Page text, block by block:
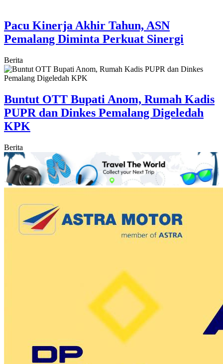
Pacu Kinerja Akhir Tahun, ASN
Pemalang Diminta Perkuat Sinergi
Berita
Buntut OTT Bupati Anom, Rumah Kadis
PUPR dan Dinkes Pemalang Digeledah
KPK
Berita